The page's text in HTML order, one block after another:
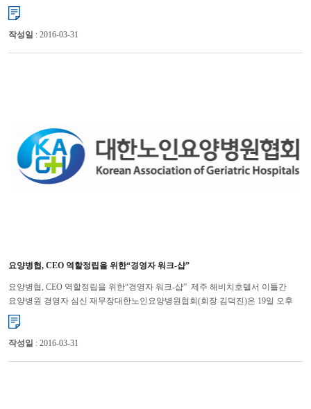
직무능력 향상을 통해 경쟁력 강화를 위해 연수교육을 대한병원협회 ...
작성일 : 2016-03-31
요양병협, CEO 역할정립을 위한“경영자 워크-샵”
요양병협, CEO 역할정립을 위한“경영자 워크-샵” 제주 해비치호텔서 이틀간
요양병원 경영자 심신 재무장대한노인요양병원협회(회장 김덕진)은 19일 오후
3시부터 2일간 제주 해비치 호텔에서 “2010 춘계 요양병원 경...
작성일 : 2016-03-31